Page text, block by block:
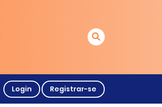
Login Registrar-se